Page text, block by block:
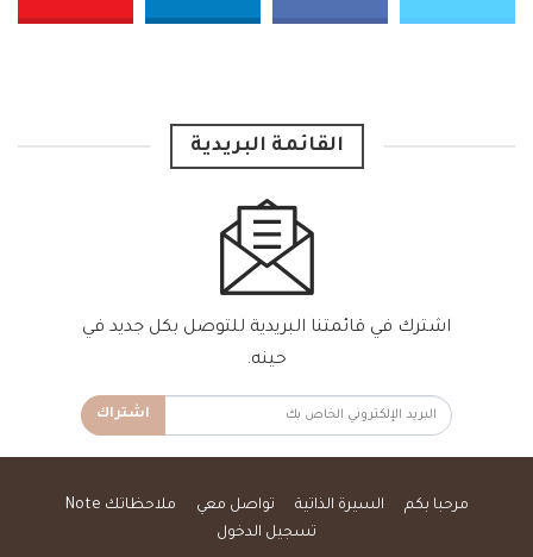
القائمة البريدية
اشترك في قائمتنا البريدية للتوصل بكل جديد في
حينه.
اشتراك
مرحبا بكم السيرة الذاتية تواصل معي
ملاحظاتك Note
تسجيل الدخول